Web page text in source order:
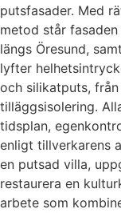
putsfasader. Med
metod står
längs Öresund,
lyfter
och silikatputs,
tilläggsisolering.
tidsplan,
enligt tillverkarens
en putsad villa,
restaurera en
arbete som